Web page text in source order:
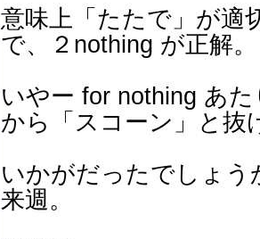
意味上「たたで」が適
で、２nothing が正解。
いやー for nothing あ
から「スコーン」と抜
いかがだったでしょ
来週。